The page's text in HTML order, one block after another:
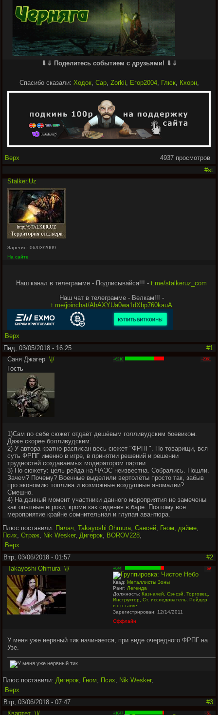
⇓⇓ Поделитесь событием с друзьями! ⇓⇓
Спасибо сказали: Ходок, Cap, Zorkii Егор2004, Глюк, Кхорн,
Верх
4937 просмотров
#st
Stalker.Uz
Зарегин: 06/03/2009
На сайте
Наш канал в телеграмме - Подписывайся!!! - t.me/stalkeruz_com
Наш чат в телеграмме - Велкам!!! -
t.me/joinchat/AhAXYUa0wa1dXbp760kauA
Верх
Пнд, 03/05/2018 - 16:25
#1
Саня Джагер \|/
Гость
+6210 -2361
1)Сам по себе сюжет отдаёт дешёвым голливудским боевиком.
Даже скорее болливудским.
2) У автора кратно расписан весь сюжет "ФРПГ". Но товарищи, вся
суть ФРПГ именно в игре, в принятии решений и решении
трудностей создаваемых модератором партии.
3) По сюжету: цель рейда на ЧАЭС неизвестна. Собрались. Пошли.
Зачем? Почему? Военные выделили вертолёты просто так, забыв
про экономию топлива и возможные воздушные аномалии?
Смешно.
4) На данный момент участники данного мероприятия не замечены
как опытные игроки, кроме как сидения в баре. Поэтому все
мероприятие крайне сомнительная и глупая авантюра.
Плюс поставили: Палач Takayoshi Ohmura Сансей Гном дайме
Псих Страж Nik Wesker, Дигерок BOROV228
Верх
Втр, 03/06/2018 - 01:57
#2
Takayoshi Ohmura \|/ +644 -69
Квад:Металлисты Зоны
Ранг: Легенда
Должность:Казначей, Сэнсэй, Торговец,
Инструктор, Ст. исследователь, Рейдер
в отставке
Зарегистрирован: 12/14/2011
Оффлайн
У меня уже нервный тик начинается, при виде очередного ФРПГ на
Узе.
Плюс поставили: Дигерок, Гном, Псих, Nik Wesker,
Верх
Втр, 03/06/2018 - 07:47
#3
Квартет \|/ +1047 -51